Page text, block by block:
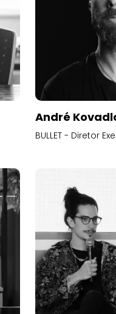
André
BULLET - Diretor